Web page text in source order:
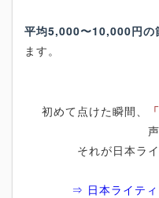
平均5,000〜10,000円の
ます。
初めて点けた瞬間、
それが日本ラ
⇒ 日本ライティ